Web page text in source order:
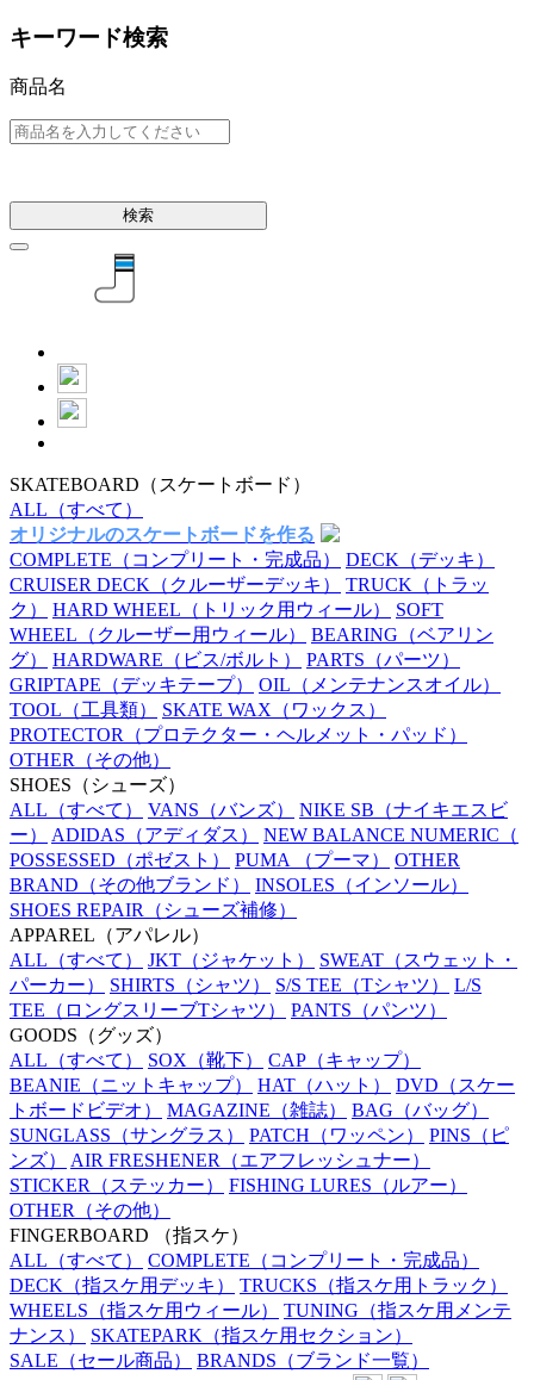
キーワード検索
商品名
検索
SKATEBOARD （スケートボード）
ALL （すべて）
オリジナルのスケートボードを作る
COMPLETE （コンプリート・完成品） DECK （デッキ）
CRUISER DECK （クルーザーデッキ） TRUCK （トラッ
ク）
HARD WHEEL （トリック用ウィール）
SOFT
WHEEL （クルーザー用ウィール） BEARING （ベアリン
グ）
HARDWARE （ビス/ボルト） PARTS （パーツ）
GRIPTAPE （デッキテープ） OIL （メンテナンスオイル）
TOOL （工具類） SKATE WAX （ワックス）
PROTECTOR （プロテクター・ヘルメット・パッド）
OTHER （その他）
SHOES （シューズ）
ALL （すべて） VANS （バンズ） NIKE SB （ナイキエスビ
ー）
ADIDAS （アディダス） NEW BALANCE NUMERIC （
POSSESSED （ポゼスト） PUMA （プーマ）
OTHER
BRAND （その他ブランド） INSOLES （インソール）
SHOES REPAIR （シューズ補修）
APPAREL （アパレル）
ALL （すべて） JKT （ジャケット） SWEAT （スウェット・
パーカー）
SHIRTS （シャツ） S/S TEE （Tシャツ）
L/S
TEE （ロングスリーブTシャツ） PANTS （パンツ）
GOODS （グッズ）
ALL （すべて） SOX （靴下） CAP （キャップ）
BEANIE （ニットキャップ） HAT （ハット） DVD （スケー
トボードビデオ）
MAGAZINE （雑誌） BAG （バッグ）
SUNGLASS （サングラス） PATCH （ワッペン） PINS （ピ
ンズ）
AIR FRESHENER （エアフレッシュナー）
STICKER （ステッカー） FISHING LURES （ルアー）
OTHER （その他）
FINGERBOARD
（指スケ）
ALL （すべて） COMPLETE （コンプリート・完成品）
DECK （指スケ用デッキ） TRUCKS （指スケ用トラック）
WHEELS （指スケ用ウィール） TUNING （指スケ用メンテ
ナンス）
SKATEPARK （指スケ用セクション）
SALE （セール商品） BRANDS （ブランド一覧）